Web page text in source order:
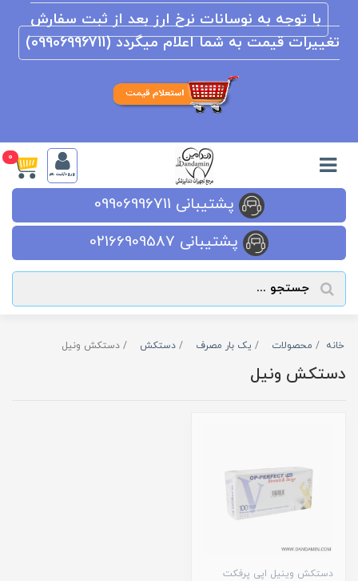
با توجه به نوسانات نرخ ارز بعد از ثبت سفارش
تغییرات قیمت به شما اعلام میگردد (09906996711)
ورود/ثبت نام
0
پشتیبانی 09906996711
پشتیبانی 02166909587
خانه محصولات یک بار مصرف دستکش دستکش ونیل
دستکش ونیل
دستکش وینیل اپی پرفکت